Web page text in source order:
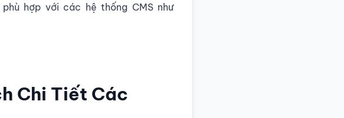
hợp với các hệ thống CMS như
Chi Tiết Các